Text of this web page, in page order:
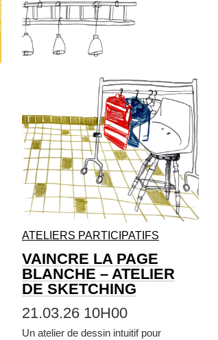
ATELIERS PARTICIPATIFS
VAINCRE LA PAGE
BLANCHE – ATELIER
DE SKETCHING
21.03.26 10H00
Un atelier de dessin intuitif pour